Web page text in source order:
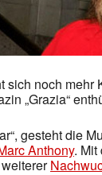
sich noch mehr
„Grazia“
gesteht die
Anthony. Mit